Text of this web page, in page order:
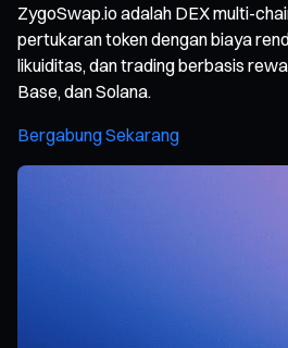
ZygoSwap.io adalah DEX multi-
pertukaran token dengan biaya
likuiditas, dan trading berbasis
Base, dan Solana.
Bergabung Sekarang